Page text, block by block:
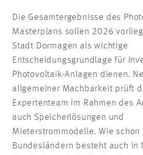
Die Gesamtergebnisse des
Masterplans sollen 2026
Stadt Dormagen als wichtige
Entscheidungsgrundlage für
Photovoltaik-Anlagen dienen.
allgemeiner Machbarkeit prüft
Expertenteam im Rahmen des
auch Speicherlösungen und
Mieterstrommodelle. Wie schon
Bundesländern besteht auch in